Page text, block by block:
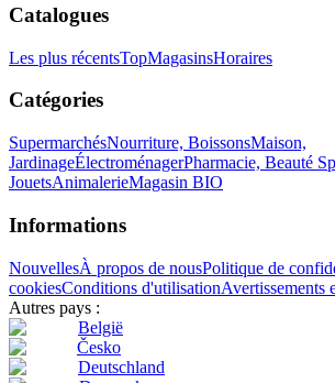
Catalogues
Les plus récentsTopMagasinsHoraires
Catégories
SupermarchésNourriture, BoissonsMaison,
JardinageÉlectroménagerPharmacie, Beauté
JouetsAnimalerieMagasin BIO
Informations
NouvellesÀ propos de nousPolitique de
cookiesConditions d'utilisationAvertissements
Autres pays :
België
Česko
Deutschland